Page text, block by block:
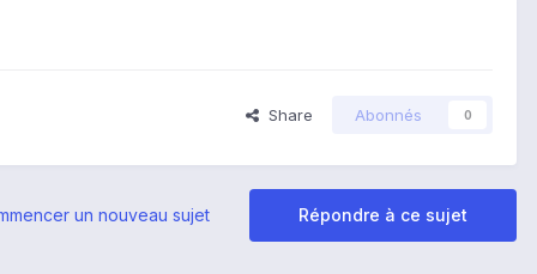
Share Abonnés 0
Répondre à ce sujet
un nouveau sujet